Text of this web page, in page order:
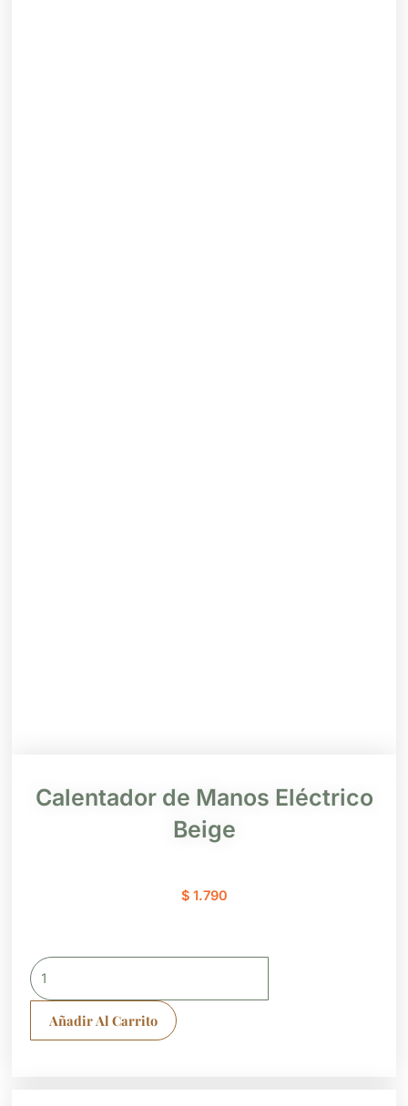
Calentador de Manos Eléctrico
Beige
$1.790
Calentador
de
Eléctrico
Añadir Al Carrito